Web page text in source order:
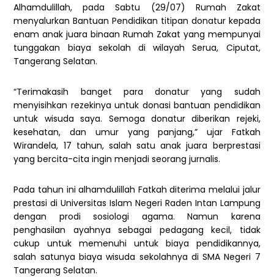
Alhamdulillah, pada Sabtu (29/07) Rumah Zakat
menyalurkan Bantuan Pendidikan titipan donatur kepada
enam anak juara binaan Rumah Zakat yang mempunyai
tunggakan biaya sekolah di wilayah Serua, Ciputat,
Tangerang Selatan.
“Terimakasih banget para donatur yang sudah
menyisihkan rezekinya untuk donasi bantuan pendidikan
untuk wisuda saya. Semoga donatur diberikan rejeki,
kesehatan, dan umur yang panjang,” ujar Fatkah
Wirandela, 17 tahun, salah satu anak juara berprestasi
yang bercita-cita ingin menjadi seorang jurnalis.
Pada tahun ini alhamdulillah Fatkah diterima melalui jalur
prestasi di Universitas Islam Negeri Raden Intan Lampung
dengan prodi sosiologi agama. Namun karena
penghasilan ayahnya sebagai pedagang kecil, tidak
cukup untuk memenuhi untuk biaya pendidikannya,
salah satunya biaya wisuda sekolahnya di SMA Negeri 7
Tangerang Selatan.